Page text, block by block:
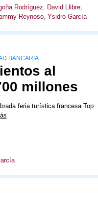
Rodríguez David Llibre,
Reynoso, Ysidro García
BANCARIA
al
millones
feria turística francesa Top